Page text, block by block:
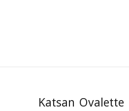
Katsan Ovalette